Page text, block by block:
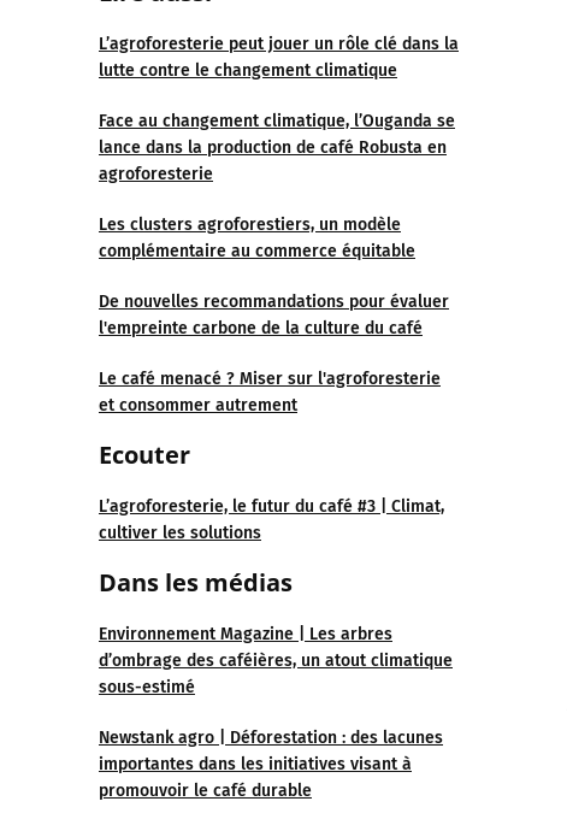
L’agroforesterie peut jouer un rôle clé dans la
lutte contre le changement climatique
Face au changement climatique, l’Ouganda se
lance dans la production de café Robusta en
agroforesterie
Les clusters agroforestiers, un modèle
complémentaire au commerce équitable
De nouvelles recommandations pour évaluer
l'empreinte carbone de la culture du café
Le café menacé ? Miser sur l'agroforesterie
et consommer autrement
Ecouter
L’agroforesterie, le futur du café #3 | Climat,
cultiver les solutions
Dans les médias
Environnement Magazine | Les arbres
d’ombrage des caféières, un atout climatique
sous-estimé
Newstank agro | Déforestation : des lacunes
importantes dans les initiatives visant à
promouvoir le café durable